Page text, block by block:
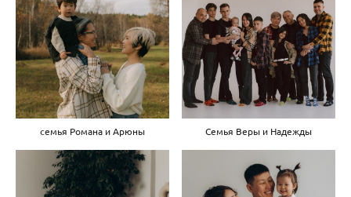
семья Романа и Арюны Семья Веры и Надежды